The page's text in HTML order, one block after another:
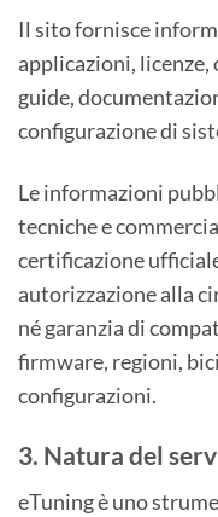
Il sito fornisce
applicazioni,
guide,
configurazione di
Le informazioni
tecniche e
certificazione
autorizzazione alla
né garanzia di
firmware, regioni,
configurazioni.
3. Natura del
eTuning è uno